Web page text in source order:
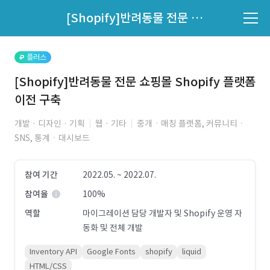
[Shopify]반려동물 전문 쇼핑몰 Shopify 플랫폼 이전 구축
지원자 목록 바로가기
플러스
[Shopify]반려동물 전문 쇼핑몰 Shopify 플랫폼
이전 구축
개발 · 디자인 · 기획 웹 · 기타
중개ㆍ매칭 플랫폼, 커뮤니티ㆍ
SNS, 통계ㆍ대시보드
참여 기간
2022.05. ~ 2022.07.
참여율
100%
역할
마이그레이션 담당 개발자 및 Shopify 운영 자
동화 및 전체 개발
Inventory API Google Fonts shopify
liquid
HTML/CSS